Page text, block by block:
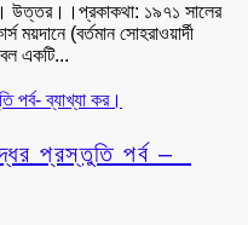
উত্তর।।প্রকাকথা: ১৯৭১ সালের
ময়দানে (বর্তমান সোহরাওয়ার্দী
একটি...
প্রস্তুতি পর্ব –